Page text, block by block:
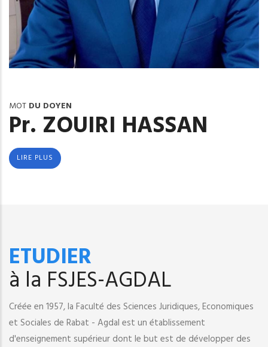
MOT DU DOYEN
Pr. ZOUIRI HASSAN
LIRE PLUS
ETUDIER
à la FSJES-AGDAL
Créée en 1957, la Faculté des Sciences Juridiques, Economiques
et Sociales de Rabat - Agdal est un établissement
d'enseignement supérieur dont le but est de développer des